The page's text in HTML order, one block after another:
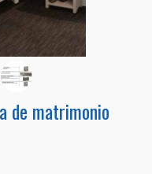
de matrimonio